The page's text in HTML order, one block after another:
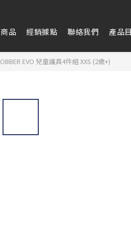
品 經銷據點 聯絡我們 產品
EVO 兒童護具4件組 XXS (2歲+)